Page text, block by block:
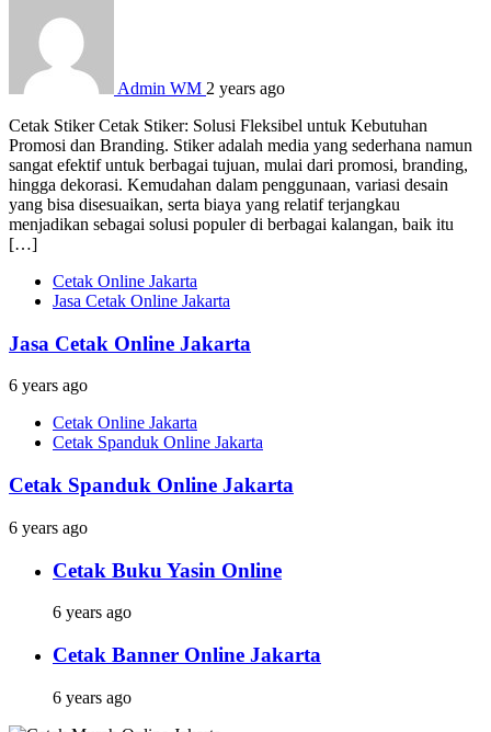
Admin WM 2 years ago
Cetak Stiker Cetak Stiker: Solusi Fleksibel untuk Kebutuhan
Promosi dan Branding. Stiker adalah media yang sederhana namun
sangat efektif untuk berbagai tujuan, mulai dari promosi, branding,
hingga dekorasi. Kemudahan dalam penggunaan, variasi desain
yang bisa disesuaikan, serta biaya yang relatif terjangkau
menjadikan sebagai solusi populer di berbagai kalangan, baik itu
[…]
Cetak Online Jakarta
Jasa Cetak Online Jakarta
Jasa Cetak Online Jakarta
6 years ago
Cetak Online Jakarta
Cetak Spanduk Online Jakarta
Cetak Spanduk Online Jakarta
6 years ago
Cetak Buku Yasin Online
6 years ago
Cetak Banner Online Jakarta
6 years ago